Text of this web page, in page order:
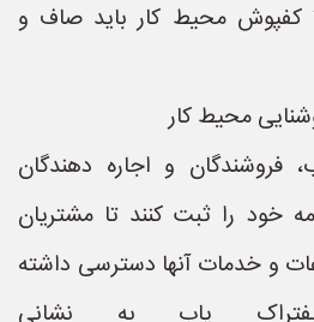
محیط کار باید صاف و
محیط کار
فروشندگان و اجاره دهندگان
خود را ثبت کنند تا مشتریان
و خدمات آنها دسترسی داشته
یاب به نشانی